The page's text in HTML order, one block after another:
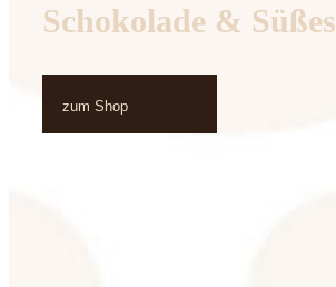
Schokolade & Süßes
zum Shop